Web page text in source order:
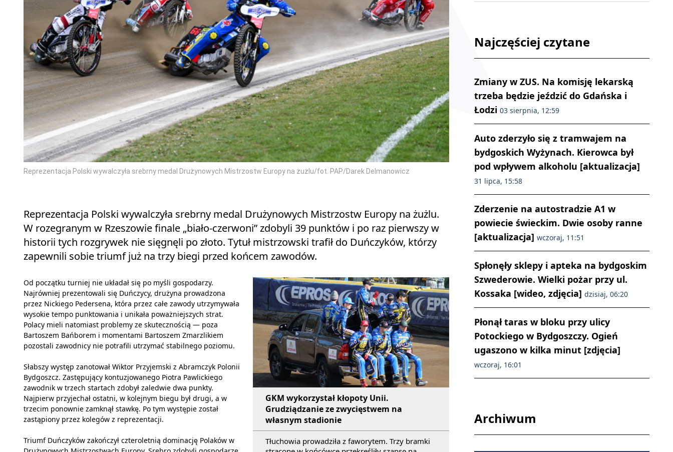
Reprezentacja Polski wywalczyła srebrny medal Drużynowych Mistrzostw Europy na żużlu/fot. PAP/Darek Delmanowicz
Reprezentacja Polski wywalczyła srebrny medal Drużynowych Mistrzostw Europy na żużlu.
W rozegranym w Rzeszowie finale „biało‑czerwoni” zdobyli 39 punktów i po raz pierwszy w
historii tych rozgrywek nie sięgnęli po złoto. Tytuł mistrzowski trafił do Duńczyków, którzy
zapewnili sobie triumf już na trzy biegi przed końcem zawodów.
GKM wykorzystał kłopoty Unii.
Grudziądzanie ze zwycięstwem na
własnym stadionie
Tłuchowia prowadziła z faworytem. Trzy bramki
Od początku turniej nie układał się po myśli gospodarzy.
Najrówniej prezentowali się Duńczycy, drużyna prowadzona
przez Nickiego Pedersena, która przez całe zawody utrzymywała
wysokie tempo punktowania i unikała poważniejszych strat.
Polacy mieli natomiast problemy ze skutecznością — poza
Bartoszem Bańborem i momentami Bartoszem Zmarzlikiem
pozostali zawodnicy nie potrafili utrzymać stabilnego poziomu.
Słabszy występ zanotował Wiktor Przyjemski z Abramczyk Polonii
Bydgoszcz. Zastępujący kontuzjowanego Piotra Pawlickiego
zawodnik w trzech startach zdobył zaledwie dwa punkty.
Najpierw przyjechał ostatni, w kolejnym biegu był drugi, a w
trzecim ponownie zamknął stawkę. Po tym występie został
zastąpiony przez kolegów z reprezentacji.
Triumf Duńczyków zakończył czteroletnią dominację Polaków w
Najczęściej czytane
Zmiany w ZUS. Na komisję lekarską
trzeba będzie jeździć do Gdańska i
Łodzi 03 sierpnia, 12:59
Auto zderzyło się z tramwajem na
bydgoskich Wyżynach. Kierowca był
pod wpływem alkoholu [aktualizacja]
31 lipca, 15:58
Zderzenie na autostradzie A1 w
powiecie świeckim. Dwie osoby ranne
[aktualizacja] wczoraj, 11:51
Spłonęły sklepy i apteka na bydgoskim
Szwederowie. Wielki pożar przy ul.
Kossaka [wideo, zdjęcia] dzisiaj, 06:20
Płonął taras w bloku przy ulicy
Potockiego w Bydgoszczy. Ogień
ugaszono w kilka minut [zdjęcia]
wczoraj, 16:01
Archiwum